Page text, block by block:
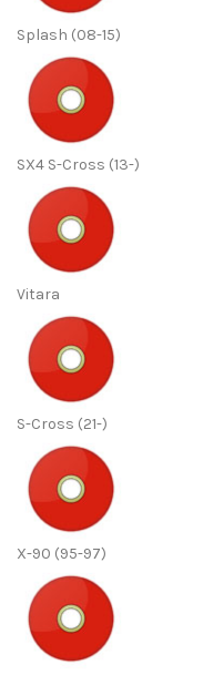
Splash (08-15)
SX4 S-Cross (13-)
Vitara
S-Cross (21-)
X-90 (95-97)